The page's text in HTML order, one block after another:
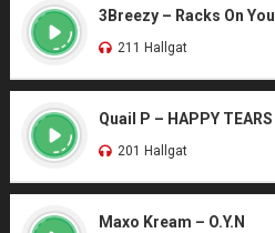
3Breezy – Racks On You
211 Hallgat
Quail P – HAPPY TEARS
201 Hallgat
Maxo Kream – O.Y.N